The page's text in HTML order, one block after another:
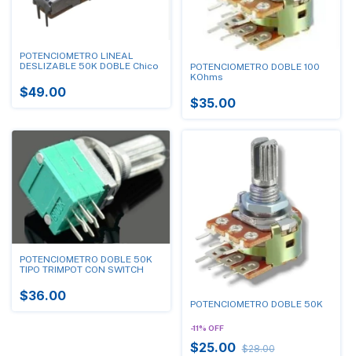
POTENCIOMETRO LINEAL
DESLIZABLE 50K DOBLE Chico
$49.00
POTENCIOMETRO DOBLE 100
KOhms
$35.00
POTENCIOMETRO DOBLE 50K
TIPO TRIMPOT CON SWITCH
$36.00
POTENCIOMETRO DOBLE 50K
-11% OFF
$25.00 $28.00